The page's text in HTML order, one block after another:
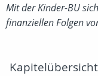
Mit der Kinder-BU
finanziellen Folgen
Kapitelübersicht